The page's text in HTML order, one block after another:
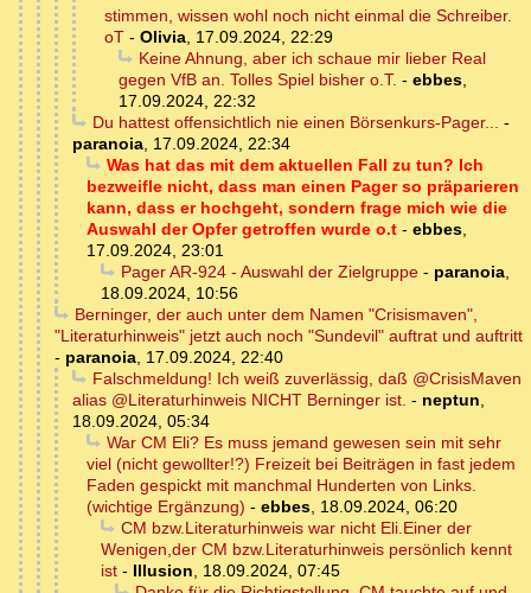
stimmen, wissen wohl noch nicht einmal die Schreiber.
oT - Olivia, 17.09.2024, 22:29
Keine Ahnung, aber ich schaue mir lieber Real
gegen VfB an. Tolles Spiel bisher o.T. - ebbes,
17.09.2024, 22:32
Du hattest offensichtlich nie einen Börsenkurs-Pager... -
paranoia, 17.09.2024, 22:34
Was hat das mit dem aktuellen Fall zu tun? Ich
bezweifle nicht, dass man einen Pager so präparieren
kann, dass er hochgeht, sondern frage mich wie die
Auswahl der Opfer getroffen wurde o.t - ebbes,
17.09.2024, 23:01
Pager AR-924 - Auswahl der Zielgruppe- paranoia,
18.09.2024, 10:56
Berninger, der auch unter dem Namen "Crisismaven",
"Literaturhinweis" jetzt auch noch "Sundevil" auftrat und auftritt
- paranoia, 17.09.2024, 22:40
Falschmeldung! Ich weiß zuverlässig, daß @CrisisMaven
alias @Literaturhinweis NICHT Berninger ist. - neptun,
18.09.2024, 05:34
War CM Eli? Es muss jemand gewesen sein mit sehr
viel (nicht gewollter!?) Freizeit bei Beiträgen in fast jedem
Faden gespickt mit manchmal Hunderten von Links.
(wichtige Ergänzung) - ebbes, 18.09.2024, 06:20
CM bzw.Literaturhinweis war nicht Eli.Einer der
Wenigen,der CM bzw.Literaturhinweis persönlich kennt
ist - Illusion, 18.09.2024, 07:45